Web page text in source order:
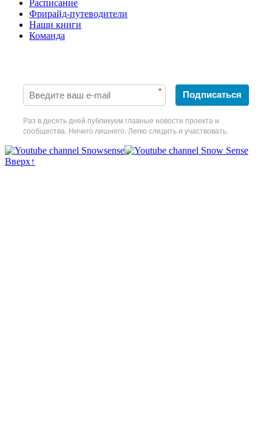
Расписание
Фрирайд-путеводители
Наши книги
Команда
* Подписаться
Раз в десять дней публикуем главные новости проекта и
сообщества. Ничего лишнего. Легко следить и участвовать.
Вверх↑